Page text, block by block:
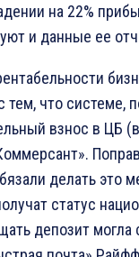
на 22%
и данные ее
тем, что системе,
взнос в ЦБ
делать это
статус
депозит могла